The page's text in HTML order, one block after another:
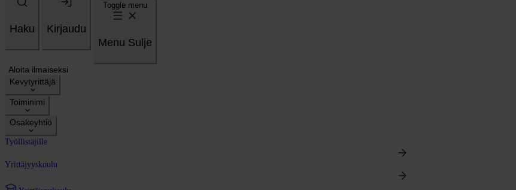
Haku Kirjaudu
Toggle menu
Menu Sulje
Aloita ilmaiseksi
Kevytyrittäjä
Toiminimi
Osakeyhtiö
Työllistäjille
Yrittäjyyskoulu